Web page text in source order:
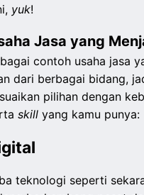
yuk!
Jasa yang
contoh usaha jasa
dari berbagai bidang,
pilihan dengan
skillyang kamu punya:
teknologi seperti